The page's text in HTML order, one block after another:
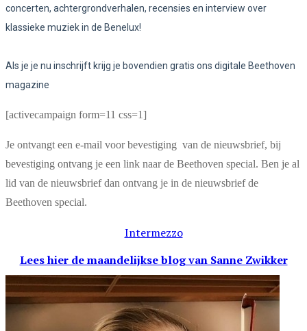
concerten, achtergrondverhalen, recensies en interview over
klassieke muziek in de Benelux!
Als je je nu inschrijft krijg je bovendien gratis ons digitale Beethoven
magazine
[activecampaign form=11 css=1]
Je ontvangt een e-mail voor bevestiging van de nieuwsbrief, bij
bevestiging ontvang je een link naar de Beethoven special. Ben je al
lid van de nieuwsbrief dan ontvang je in de nieuwsbrief de
Beethoven special.
Intermezzo
Lees hier de maandelijkse blogvan Sanne Zwikker